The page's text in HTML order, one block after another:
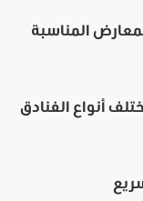
المناسبة
أنواع الفنادق